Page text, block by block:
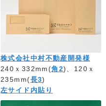
株式会社中村不動産開発様
240ｘ332mm(角2)、120ｘ
235mm(長3)
左サイド内貼り